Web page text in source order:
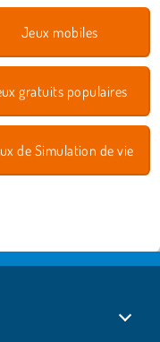
Jeux mobiles
gratuits populaires
de Simulation de vie